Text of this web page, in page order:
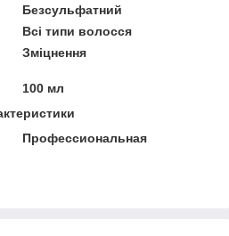
Безсульфатний
Всі типи волосся
Зміцнення
100 мл
Профессиональная